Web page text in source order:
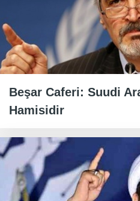
Beşar Caferi: Suudi
Hamisidir